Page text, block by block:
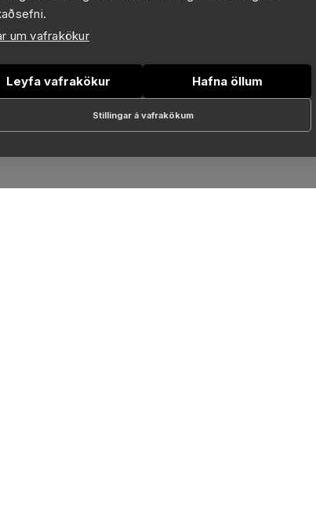
um vafrakökur
Leyfa vafrakökur Hafna öllum
Stillingar á vafrakökum